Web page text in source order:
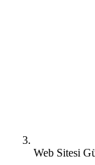
Web Sitesi